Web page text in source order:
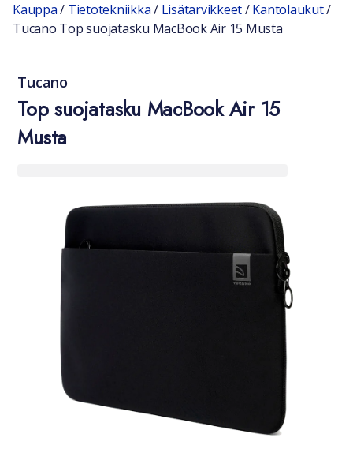
Kauppa/ Tietotekniikka/ Lisätarvikkeet/Kantolaukut/
Tucano Top suojatasku MacBook Air 15 Musta
Tucano
Top suojatasku MacBook Air 15
Musta